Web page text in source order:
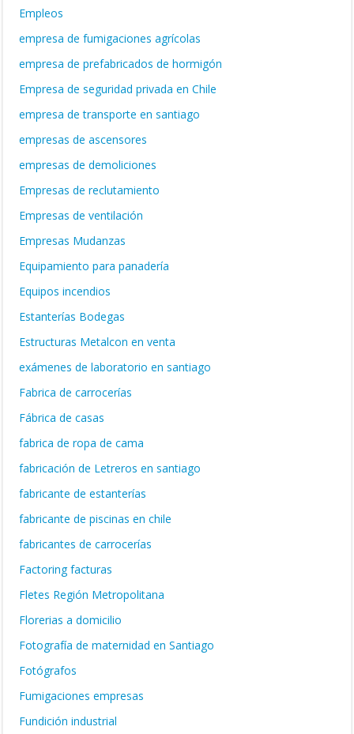
Empleos
empresa de fumigaciones agrícolas
empresa de prefabricados de hormigón
Empresa de seguridad privada en Chile
empresa de transporte en santiago
empresas de ascensores
empresas de demoliciones
Empresas de reclutamiento
Empresas de ventilación
Empresas Mudanzas
Equipamiento para panadería
Equipos incendios
Estanterías Bodegas
Estructuras Metalcon en venta
exámenes de laboratorio en santiago
Fabrica de carrocerías
Fábrica de casas
fabrica de ropa de cama
fabricación de Letreros en santiago
fabricante de estanterías
fabricante de piscinas en chile
fabricantes de carrocerías
Factoring facturas
Fletes Región Metropolitana
Florerias a domicilio
Fotografía de maternidad en Santiago
Fotógrafos
Fumigaciones empresas
Fundición industrial